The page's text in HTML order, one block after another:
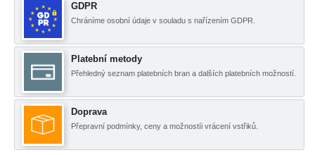
GDPR
Chráníme osobní údaje v souladu s nařízením GDPR.
Platební metody
Přehledný seznam platebních bran a dalších platebních možností.
Doprava
Přepravní podmínky, ceny a možnostíi vrácení vstřiků.